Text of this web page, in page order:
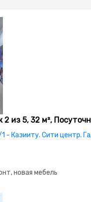
из 5, 32 м²,
- Казииту. Сити центр.
новая мебель